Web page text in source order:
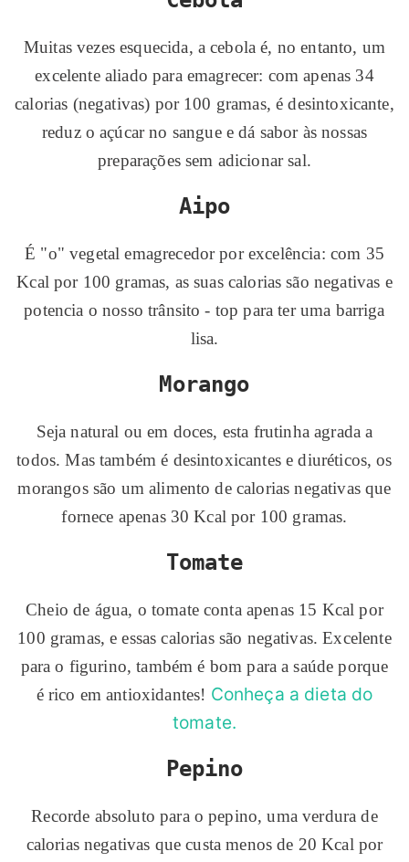
Muitas vezes esquecida, a cebola é, no entanto, um
excelente aliado para emagrecer: com apenas 34
calorias (negativas) por 100 gramas, é desintoxicante,
reduz o açúcar no sangue e dá sabor às nossas
preparações sem adicionar sal.
Aipo
É "o" vegetal emagrecedor por excelência: com 35
Kcal por 100 gramas, as suas calorias são negativas e
potencia o nosso trânsito - top para ter uma barriga
lisa.
Morango
Seja natural ou em doces, esta frutinha agrada a
todos. Mas também é desintoxicantes e diuréticos, os
morangos são um alimento de calorias negativas que
fornece apenas 30 Kcal por 100 gramas.
Tomate
Cheio de água, o tomate conta apenas 15 Kcal por
100 gramas, e essas calorias são negativas. Excelente
para o figurino, também é bom para a saúde porque
é rico em antioxidantes! Conheça a dieta do
tomate.
Pepino
Recorde absoluto para o pepino, uma verdura de
calorias negativas que custa menos de 20 Kcal por